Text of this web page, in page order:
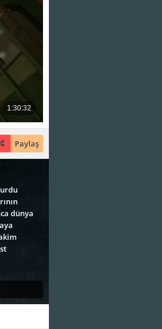
Paylaş
dünya